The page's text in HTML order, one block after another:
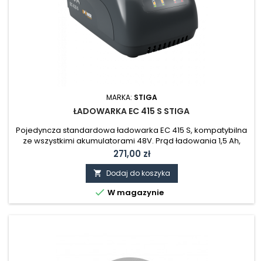
MARKA: STIGA
ŁADOWARKA EC 415 S STIGA
Pojedyncza standardowa ładowarka EC 415 S, kompatybilna
ze wszystkimi akumulatorami 48V. Prąd ładowania 1,5 Ah,
standardowa prędkość ładowania. Dostępne jedno gniazdo
do ładowania. Ładowarka wyposażona jest we wtyczkę UE.
SERIA URZĄDZENIA: EXPERIENCE SERIA 700, EXPERT SERIA 900
Cena
271,00 zł
 Dodaj do koszyka
 W magazynie